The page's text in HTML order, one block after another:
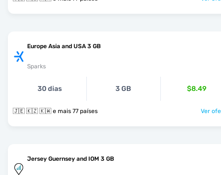
Europe Asia and USA 3 GB
Sparks
30 dias 3 GB $8.49
🇯🇪 🇰🇿 🇰🇼 e mais 77 países Ver
Jersey Guernsey and IOM 3 GB